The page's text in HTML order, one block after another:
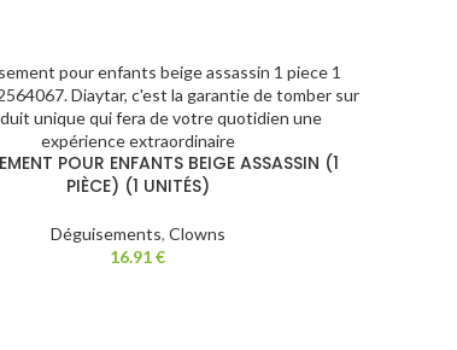
POUR ENFANTS BEIGE ASSASSIN (1
PIÈCE) (1 UNITÉS)
Déguisements, Clowns
16.91€